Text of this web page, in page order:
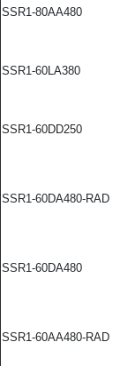
SSR1-80AA480
SSR1-60LA380
SSR1-60DD250
SSR1-60DA480-RAD
SSR1-60DA480
SSR1-60AA480-RAD